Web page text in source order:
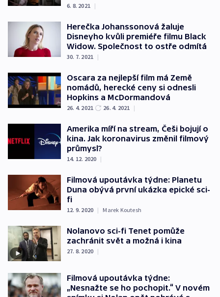
6. 8. 2021 |
Herečka Johanssonová žaluje
Disneyho kvůli premiéře filmu Black
Widow. Společnost to ostře odmítá
30. 7. 2021 |
Oscara za nejlepší film má Země
nomádů, herecké ceny si odnesli
Hopkins a McDormandová
26. 4. 2021 26. 4. 2021 |
Amerika míří na stream, Češi bojují o
kina. Jak koronavirus změnil filmový
průmysl?
14. 12. 2020 |
Filmová upoutávka týdne: Planetu
Duna obývá první ukázka epické sci-
fi
12. 9. 2020 | Marek Koutesh
Nolanovo sci-fi Tenet pomůže
zachránit svět a možná i kina
27. 8. 2020 |
Filmová upoutávka týdne:
„Nesnažte se ho pochopit.“ V novém